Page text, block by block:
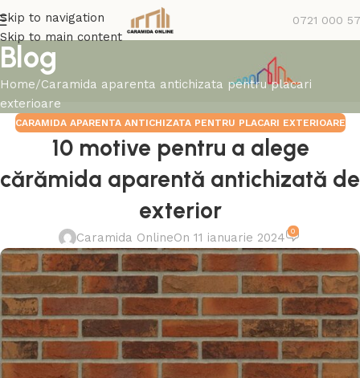
Skip to navigation
Skip to main content
0721 000
Blog
Home Caramida aparenta antichizata pentru placari
exterioare
CARAMIDA APARENTA ANTICHIZATA PENTRU PLACARI EXTERIOARE
10 motive pentru a alege
cărămida aparentă antichizată de
exterior
Caramida OnlineOn 11 ianuarie 2024 0